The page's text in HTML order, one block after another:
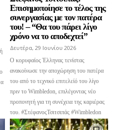
γίνετε μέρος της
email σας στην ιστοσελίδα
τα στοιχεία σας είναι
Επισημοποίησε το τέλος της
συνεργασίας με τον πατέρα
του! – “Θα του πάρει λίγο
χρόνο να το αποδεχτεί”
Δευτέρα, 29 Ιουνίου 2026
Ο κορυφαίος Έλληνας τενίστας
ανακοίνωσε την αποχώρηση του πατέρα
του από το τεχνικό επιτελείό του λίγο
πριν το Wimbledon, επιλέγοντας νέο
προπονητή για τη συνέχεια της καριέρας
του. #ΣτέφανοςΤσιτσιπάς #Wimbledon